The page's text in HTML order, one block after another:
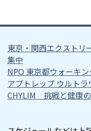
東京・関西エクストリ
集中
NPO 東京都ウォーキ
アプトレップ ウルト
CHYLIM 挑戦と健康